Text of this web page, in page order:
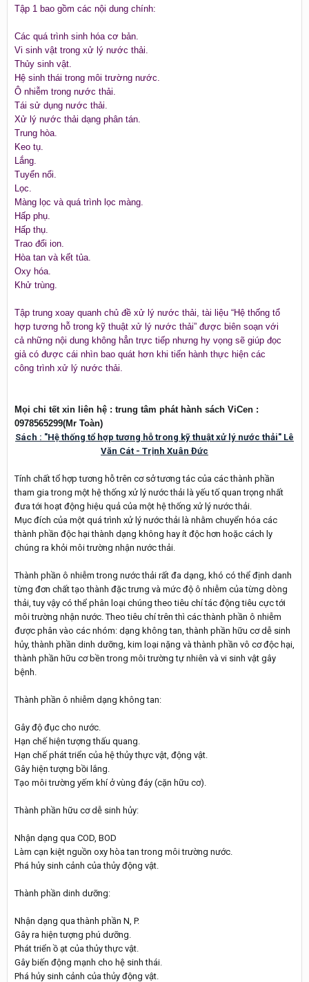
Tập 1 bao gồm các nội dung chính:
Các quá trình sinh hóa cơ bản.
Vi sinh vật trong xử lý nước thải.
Thủy sinh vật.
Hệ sinh thái trong môi trường nước.
Ô nhiễm trong nước thải.
Tái sử dụng nước thải.
Xử lý nước thải dạng phân tán.
Trung hòa.
Keo tụ.
Lắng.
Tuyển nổi.
Lọc.
Màng lọc và quá trình lọc màng.
Hấp phụ.
Hấp thụ.
Trao đổi ion.
Hòa tan và kết tủa.
Oxy hóa.
Khử trùng.
Tập trung xoay quanh chủ đề xử lý nước thải, tài liệu “Hệ thống tổ
hợp tương hỗ trong kỹ thuật xử lý nước thải” được biên soạn với
cả những nội dung không hẳn trực tiếp nhưng hy vọng sẽ giúp đọc
giả có được cái nhìn bao quát hơn khi tiến hành thực hiện các
công trình xử lý nước thải.
Mọi chi tết xin liên hệ : trung tâm phát hành sách ViCen :
0978565299(Mr Toàn)
Sách : "Hệ thống tổ hợp tương hỗ trong kỹ thuật xử lý nước thải" Lê
Văn Cát - Trịnh Xuân Đức
Tính chất tổ hợp tương hỗ trên cơ sở tương tác của các thành phần
tham gia trong một hệ thống xử lý nước thải là yếu tố quan trọng nhất
đưa tới hoạt động hiệu quả của một hệ thống xử lý nước thải.
Mục đích của một quá trình xử lý nước thải là nhằm chuyển hóa các
thành phần độc hại thành dạng không hay ít độc hơn hoặc cách ly
chúng ra khỏi môi trường nhận nước thải.
Thành phần ô nhiễm trong nước thải rất đa dạng, khó có thể định danh
từng đơn chất tạo thành đặc trưng và mức độ ô nhiễm của từng dòng
thải, tuy vậy có thể phân loại chúng theo tiêu chí tác động tiêu cực tới
môi trường nhận nước. Theo tiêu chí trên thì các thành phần ô nhiễm
được phân vào các nhóm: dạng không tan, thành phần hữu cơ dễ sinh
hủy, thành phần dinh dưỡng, kim loại nặng và thành phần vô cơ độc hại,
thành phần hữu cơ bền trong môi trường tự nhiên và vi sinh vật gây
bệnh.
Thành phần ô nhiễm dạng không tan:
Gây độ đục cho nước.
Hạn chế hiện tượng thấu quang.
Hạn chế phát triển của hệ thủy thực vật, động vật.
Gây hiện tượng bồi lắng.
Tạo môi trường yếm khí ở vùng đáy (cặn hữu cơ).
Thành phần hữu cơ dễ sinh hủy:
Nhận dạng qua COD, BOD
Làm cạn kiệt nguồn oxy hòa tan trong môi trường nước.
Phá hủy sinh cảnh của thủy động vật.
Thành phần dinh dưỡng:
Nhận dạng qua thành phần N, P.
Gây ra hiện tượng phú dưỡng.
Phát triển ồ ạt của thủy thực vật.
Gây biến động mạnh cho hệ sinh thái.
Phá hủy sinh cảnh của thủy động vật.